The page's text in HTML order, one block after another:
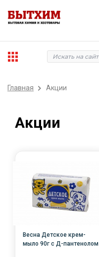
Главная Акции
Акции
Весна Детское крем-
мыло 90г с Д-пантенолом